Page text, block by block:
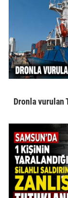
Dronla vurulan